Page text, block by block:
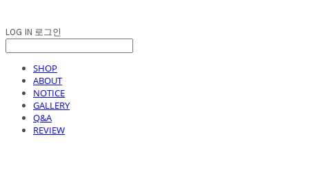
LOG IN 로그인
SHOP
ABOUT
NOTICE
GALLERY
Q&A
REVIEW